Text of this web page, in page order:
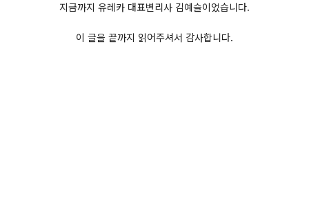
지금까지 유레카 대표변리사 김예슬이었습니다.
이 글을 끝까지 읽어주셔서 감사합니다.